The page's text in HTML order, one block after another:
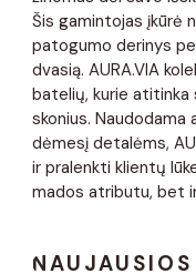
Šis gamintojas įkūrė
patogumo derinys
dvasią. AURA.VIA
batelių, kurie atitinka
skonius. Naudodama
dėmesį detalėms,
ir pralenkti klientų
mados atributu, bet
NAUJAUSIOS